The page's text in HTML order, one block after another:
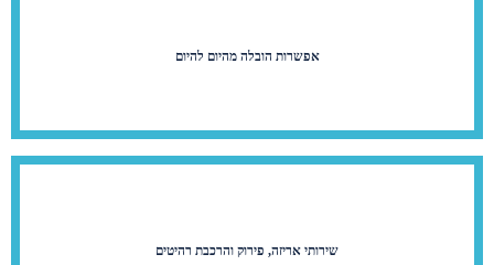
אפשרות הובלה מהיום להיום
שירותי אריזה, פירוק והרכבת רהיטים